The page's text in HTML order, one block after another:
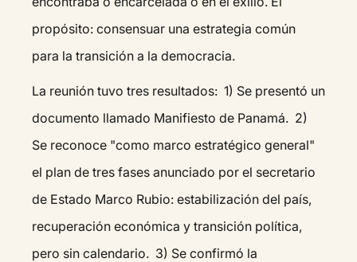
propósito: consensuar una estrategia común
para la transición a la democracia.
La reunión tuvo tres resultados: 1) Se presentó un
documento llamado Manifiesto de Panamá. 2)
Se reconoce "como marco estratégico general"
el plan de tres fases anunciado por el secretario
de Estado Marco Rubio: estabilización del país,
recuperación económica y transición política,
pero sin calendario. 3) Se confirmó la